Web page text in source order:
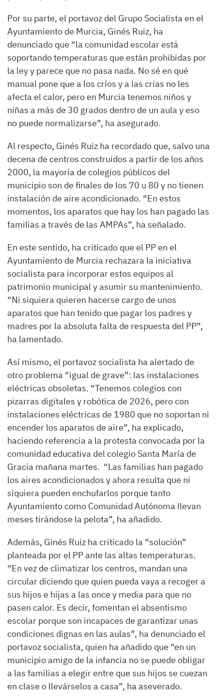
Por su parte, el portavoz del Grupo Socialista en el
Ayuntamiento de Murcia, Ginés Ruiz, ha
denunciado que “la comunidad escolar está
soportando temperaturas que están prohibidas por
la ley y parece que no pasa nada. No sé en qué
manual pone que a los críos y a las crías no les
afecta el calor, pero en Murcia tenemos niños y
niñas a más de 30 grados dentro de un aula y eso
no puede normalizarse”, ha asegurado.
Al respecto, Ginés Ruiz ha recordado que, salvo una
decena de centros construidos a partir de los años
2000, la mayoría de colegios públicos del
municipio son de finales de los 70 u 80 y no tienen
instalación de aire acondicionado. “En estos
momentos, los aparatos que hay los han pagado las
familias a través de las AMPAs”, ha señalado.
En este sentido, ha criticado que el PP en el
Ayuntamiento de Murcia rechazara la iniciativa
socialista para incorporar estos equipos al
patrimonio municipal y asumir su mantenimiento.
“Ni siquiera quieren hacerse cargo de unos
aparatos que han tenido que pagar los padres y
madres por la absoluta falta de respuesta del PP”,
ha lamentado.
Así mismo, el portavoz socialista ha alertado de
otro problema “igual de grave”: las instalaciones
eléctricas obsoletas. “Tenemos colegios con
pizarras digitales y robótica de 2026, pero con
instalaciones eléctricas de 1980 que no soportan ni
encender los aparatos de aire”, ha explicado,
haciendo referencia a la protesta convocada por la
comunidad educativa del colegio Santa María de
Gracia mañana martes. “Las familias han pagado
los aires acondicionados y ahora resulta que ni
siquiera pueden enchufarlos porque tanto
Ayuntamiento como Comunidad Autónoma llevan
meses tirándose la pelota”, ha añadido.
Además, Ginés Ruiz ha criticado la “solución”
planteada por el PP ante las altas temperaturas.
“En vez de climatizar los centros, mandan una
circular diciendo que quien pueda vaya a recoger a
sus hijos e hijas a las once y media para que no
pasen calor. Es decir, fomentan el absentismo
escolar porque son incapaces de garantizar unas
condiciones dignas en las aulas”, ha denunciado el
portavoz socialista, quien ha añadido que “en un
municipio amigo de la infancia no se puede obligar
a las familias a elegir entre que sus hijos se cuezan
en clase o llevárselos a casa”, ha aseverado.